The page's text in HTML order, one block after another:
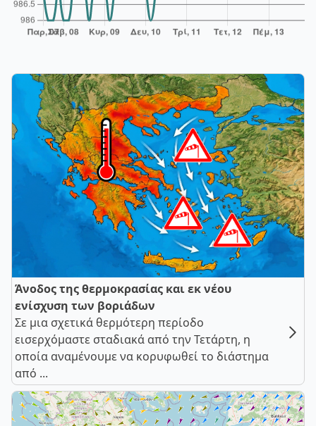
Άνοδος της θερμοκρασίας και εκ νέου
ενίσχυση των βοριάδων
Σε μια σχετικά θερμότερη περίοδο
εισερχόμαστε σταδιακά από την Τετάρτη, η
οποία αναμένουμε να κορυφωθεί το διάστημα
από ...